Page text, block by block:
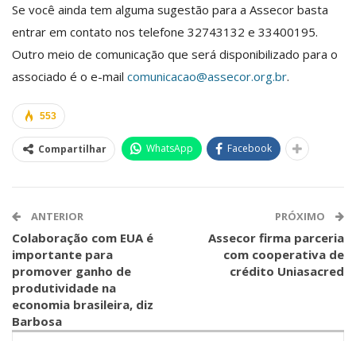
Se você ainda tem alguma sugestão para a Assecor basta
entrar em contato nos telefone 32743132 e 33400195.
Outro meio de comunicação que será disponibilizado para o
associado é o e-mail comunicacao@assecor.org.br.
553
Compartilhar WhatsApp Facebook
ANTERIOR
Colaboração com EUA é
importante para
promover ganho de
produtividade na
economia brasileira, diz
Barbosa
PRÓXIMO
Assecor firma parceria
com cooperativa de
crédito Uniasacred